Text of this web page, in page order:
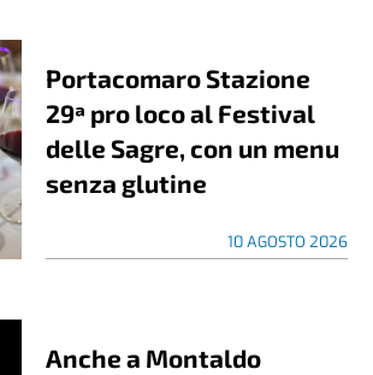
Portacomaro Stazione
29ª pro loco al Festival
delle Sagre, con un menu
senza glutine
10 AGOSTO 2026
Anche a Montaldo